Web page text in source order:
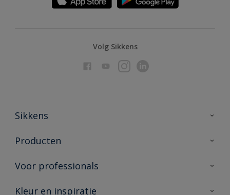
Volg Sikkens
Sikkens
Over Sikkens
Duurzaamheid
Producten
Producten voor binnen
Vind je verkooppunt
Voor professionals
Advies & service
Kleur en inspiratie